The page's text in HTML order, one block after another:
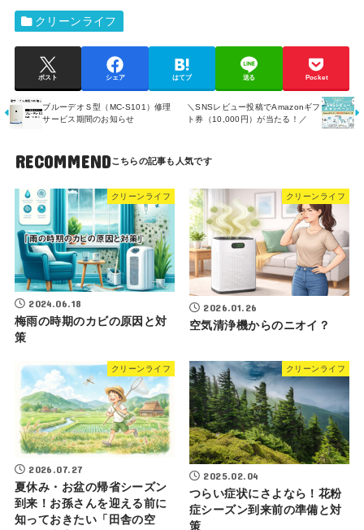
クリーンライフ
ポスト シェア はてブ 送る Pocket
ブルーデオＳ型（MC-S101）修理
サービス期間のお知らせ
＼SNSレビュー投稿でAmazonギフ
ト券（10,000円）が当たる！／
RECOMMEND
クリーンライフ
2024.06.18
梅雨の時期のカビの原因と対
策
クリーンライフ
2026.01.26
空気清浄機からのニオイ？
クリーンライフ
2026.07.27
夏休み・お盆の帰省シーズン
到来！お孫さんを迎える前に
知っておきたい「田舎の空
クリーンライフ
2025.02.04
つらい症状にさよなら！花粉
症シーズン到来前の準備と対
策